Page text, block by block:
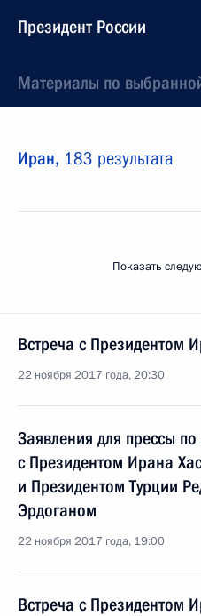
Президент России
Материалы по
Иран, 183 результата
Показать
Встреча с Президентом
22 ноября 2017 года, 20:30
Заявления для прессы по
с Президентом Ирана
и Президентом Турции
Эрдоганом
22 ноября 2017 года, 19:00
Встреча с Президентом